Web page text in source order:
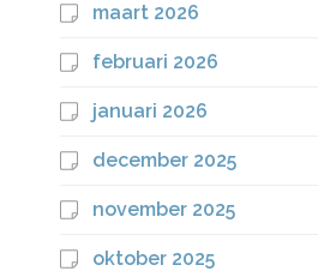
maart 2026
februari 2026
januari 2026
december 2025
november 2025
oktober 2025